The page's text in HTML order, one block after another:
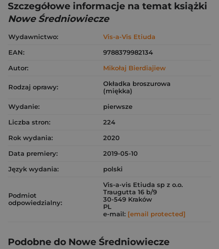
Szczegółowe informacje na temat książki
Nowe Średniowiecze
Wydawnictwo:
Vis-a-Vis Etiuda
EAN:
9788379982134
Autor:
Mikołaj Bierdiajiew
Rodzaj oprawy:
Okładka broszurowa
(miękka)
Wydanie:
pierwsze
Liczba stron:
224
Rok wydania:
2020
Data premiery:
2019-05-10
Język wydania:
polski
Podmiot
odpowiedzialny:
Vis-a-vis Etiuda sp z o.o.
Traugutta 16 b/9
30-549 Kraków
PL
e-mail: [email protected]
Podobne do Nowe Średniowiecze